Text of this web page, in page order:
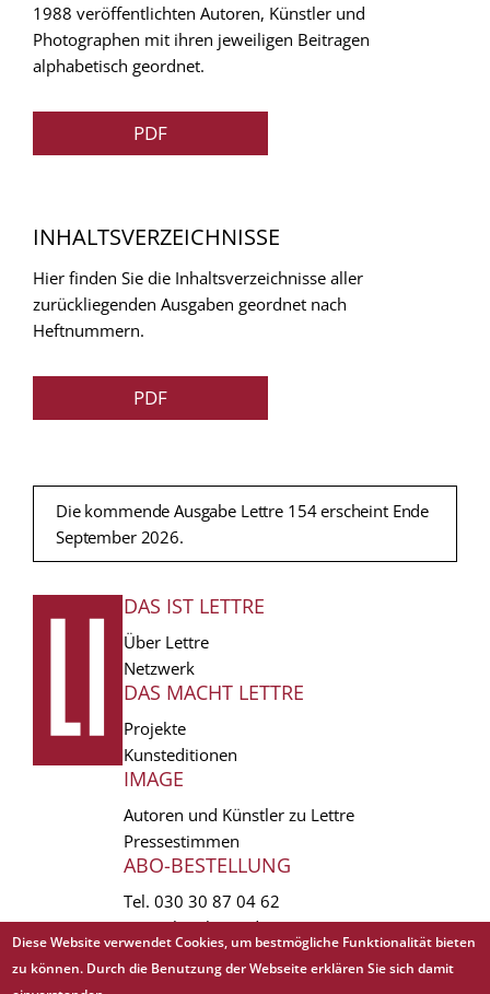
1988 veröffentlichten Autoren, Künstler und
Photographen mit ihren jeweiligen Beitragen
alphabetisch geordnet.
PDF
INHALTSVERZEICHNISSE
Hier finden Sie die Inhaltsverzeichnisse aller
zurückliegenden Ausgaben geordnet nach
Heftnummern.
PDF
Die kommende Ausgabe Lettre 154 erscheint Ende
September 2026.
FUSSZEILE
DAS IST LETTRE
Über Lettre
Netzwerk
DAS MACHT LETTRE
Projekte
Kunsteditionen
IMAGE
Autoren und Künstler zu Lettre
Pressestimmen
ABO-BESTELLUNG
Tel. 030 30 87 04 62
vertrieb(at)lettre.de
Diese Website verwendet Cookies, um bestmögliche Funktionalität bieten
zu können. Durch die Benutzung der Webseite erklären Sie sich damit